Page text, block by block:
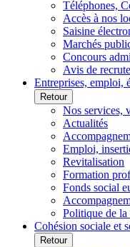
Téléphones,
Accès à nos
Saisine
Marchés
Concours
Avis de
Entreprises, emploi,
Retour
Nos services,
Actualités
Emploi,
Revitalisation
Formation
Fonds social
Politique de
Cohésion sociale et
Retour